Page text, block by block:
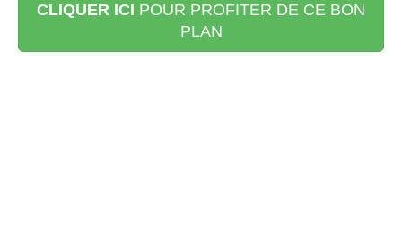
CLIQUER ICI POUR PROFITER DE CE BON
PLAN